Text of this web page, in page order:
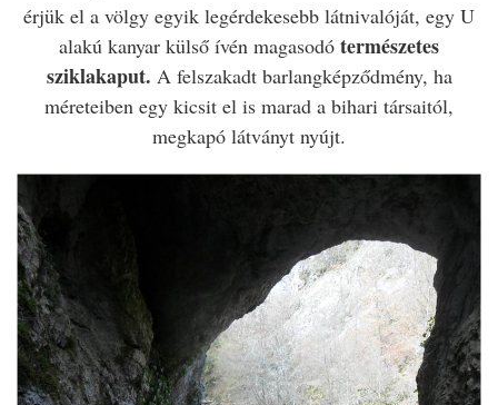
érjük el a völgy egyik legérdekesebb látnivalóját, egy U
alakú kanyar külső ívén magasodó természetes
sziklakaput. A felszakadt barlangképződmény, ha
méreteiben egy kicsit el is marad a bihari társaitól,
megkapó látványt nyújt.